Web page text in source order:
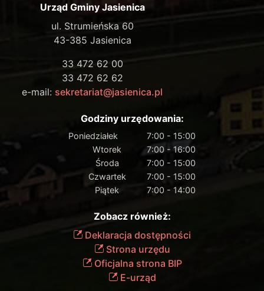
Urząd Gminy Jasienica
ul. Strumieńska 60
43-385 Jasienica
33 472 62 00
33 472 62 62
e-mail: sekretariat@jasienica.pl
Godziny urzędowania:
Poniedziałek
7:00 - 15:00
Wtorek
7:00 - 16:00
Środa
7:00 - 15:00
Czwartek
7:00 - 15:00
Piątek
7:00 - 14:00
Zobacz również:
Deklaracja dostępności
Strona urzędu
Oficjalna strona BIP
E-urząd